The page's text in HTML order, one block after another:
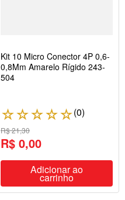
Kit 10 Micro Conector 4P 0,6-
0,8Mm Amarelo Rígido 243-
504
☆☆☆☆☆(0)
R$ 21,30
R$ 0,00
Adicionar ao
carrinho